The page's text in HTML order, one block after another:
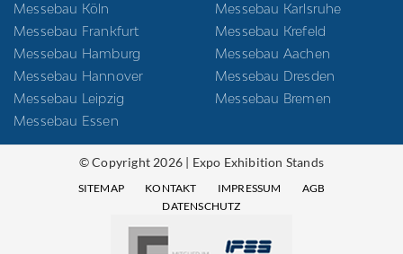
Messebau Köln
Messebau Frankfurt
Messebau Hamburg
Messebau Hannover
Messebau Leipzig
Messebau Essen
Messebau Karlsruhe
Messebau Krefeld
Messebau Aachen
Messebau Dresden
Messebau Bremen
© Copyright 2026 | Expo Exhibition Stands
SITEMAP KONTAKT IMPRESSUM
AGB
DATENSCHUTZ